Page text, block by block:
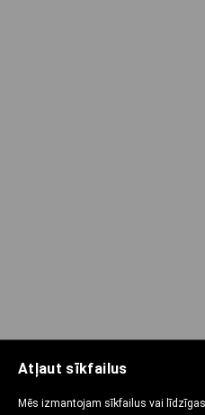
Atļaut sīkfailus
Mēs izmantojam sīkfailus vai